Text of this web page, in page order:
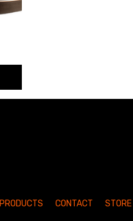
PRODUCTS CONTACT STORE